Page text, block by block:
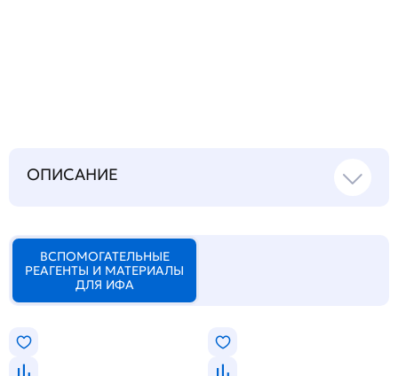
ОПИСАНИЕ
ВСПОМОГАТЕЛЬНЫЕ
РЕАГЕНТЫ И МАТЕРИАЛЫ
ДЛЯ ИФА